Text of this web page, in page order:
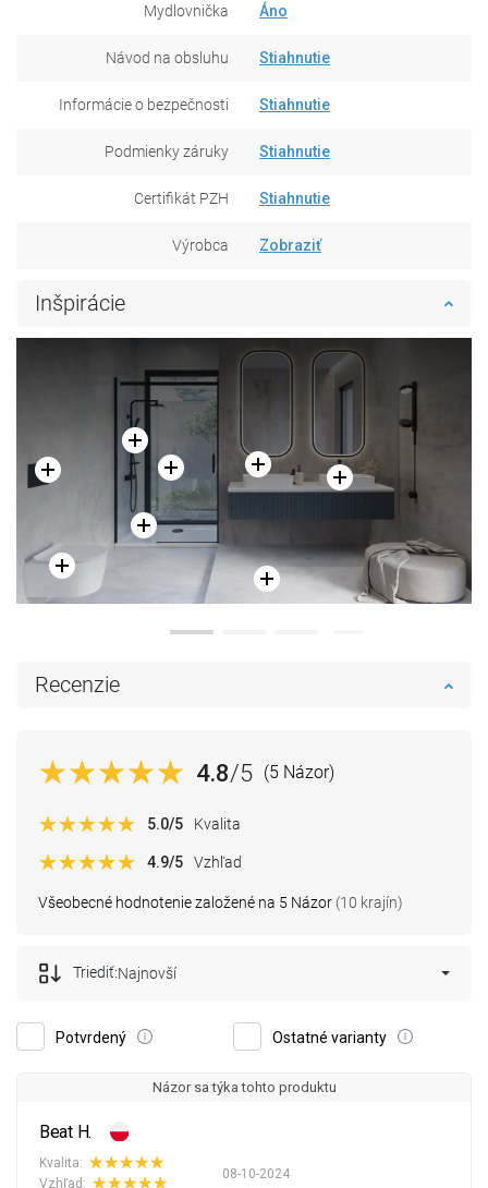
Mydlovnička Áno
Návod na obsluhu Stiahnutie
Informácie o bezpečnosti Stiahnutie
Podmienky záruky Stiahnutie
Certifikát PZH Stiahnutie
Výrobca Zobraziť
Inšpirácie
Recenzie
4.8/5 (5 Názor)
Všeobecné hodnotenie založené na 5 Názor (10 krajín)
5.0/5 Kvalita
4.9/5 Vzhľad
Potvrdený Ostatné varianty
Triediť:Najnovší
Názor sa týka tohto produktu
Beat H.
08-10-2024
Kvalita:
Vzhľad: